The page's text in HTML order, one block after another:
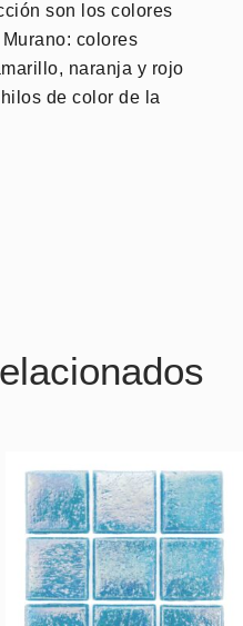
son los colores
colores
naranja y rojo
de color de la